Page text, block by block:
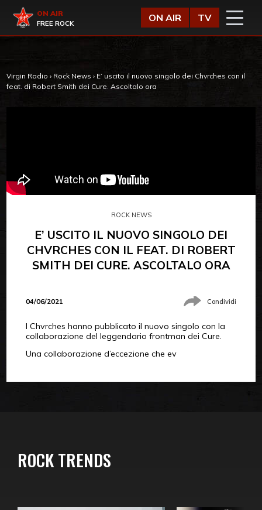
Virgin Radio
ON AIR
FREE ROCK
ON AIR TV
Virgin Radio › Rock News › E’ uscito il nuovo singolo dei Chvrches con il
feat. di Robert Smith dei Cure. Ascoltalo ora
ROCK NEWS
E’ USCITO IL NUOVO SINGOLO DEI
CHVRCHES CON IL FEAT. DI ROBERT
SMITH DEI CURE. ASCOLTALO ORA
04/06/2021 Condividi
I Chvrches hanno pubblicato il nuovo singolo con la
collaborazione del leggendario frontman dei Cure.
Una collaborazione d’eccezione che ev
ROCK TRENDS